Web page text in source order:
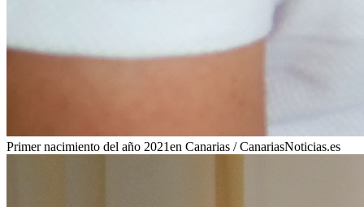
Primer nacimiento del año 2021en Canarias / CanariasNoticias.es